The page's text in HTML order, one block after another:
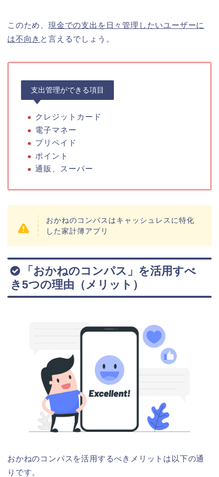
このため、 現金での支出を日々管理したいユーザーに
は不向き と言えるでしょう。
支出管理ができる項目
クレジットカード
電子マネー
プリペイド
ポイント
通販、スーパー
おかねのコンパスはキャッシュレスに特化
した家計簿アプリ
「おかねのコンパス」を活用すべ
き5つの理由（メリット）
おかねのコンパスを活用するべきメリットは以下の通
りです。